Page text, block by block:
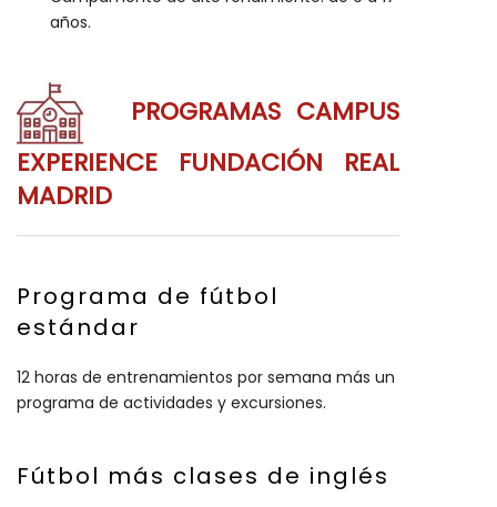
años.
PROGRAMAS CAMPUS
EXPERIENCE FUNDACIÓN REAL
MADRID
Programa de fútbol
estándar
12 horas de entrenamientos por semana más un
programa de actividades y excursiones.
Fútbol más clases de inglés